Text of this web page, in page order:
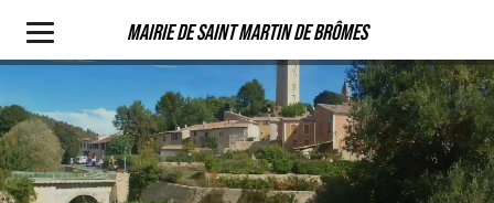
Mairie de Saint Martin de Brômes